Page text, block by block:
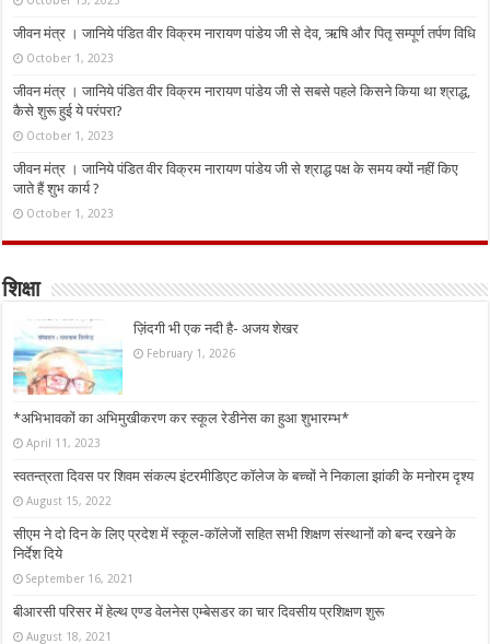
जीवन मंत्र । जानिये पंडित वीर विक्रम नारायण पांडेय जी से देव, ऋषि और पितृ सम्पूर्ण तर्पण विधि
October 1, 2023
जीवन मंत्र । जानिये पंडित वीर विक्रम नारायण पांडेय जी से सबसे पहले किसने किया था श्राद्ध,
कैसे शुरू हुई ये परंपरा?
October 1, 2023
जीवन मंत्र । जानिये पंडित वीर विक्रम नारायण पांडेय जी से श्राद्ध पक्ष के समय क्यों नहीं किए
जाते हैं शुभ कार्य ?
October 1, 2023
शिक्षा
ज़िंदगी भी एक नदी है- अजय शेखर
February 1, 2026
*अभिभावकों का अभिमुखीकरण कर स्कूल रेडीनेस का हुआ शुभारम्भ*
April 11, 2023
स्वतन्त्रता दिवस पर शिवम संकल्प इंटरमीडिएट कॉलेज के बच्चों ने निकाला झांकी के मनोरम दृश्य
August 15, 2022
सीएम ने दो दिन के लिए प्रदेश में स्कूल-कॉलेजों सहित सभी शिक्षण संस्थानों को बन्द रखने के
निर्देश दिये
September 16, 2021
बीआरसी परिसर में हेल्थ एण्ड वेलनेस एम्बेसडर का चार दिवसीय प्रशिक्षण शुरू
August 18, 2021